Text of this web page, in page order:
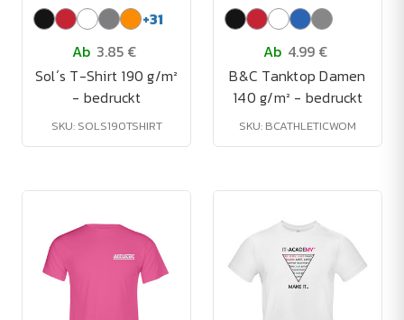
+31
Ab 3.85 €
Sol´s T-Shirt 190 g/m²
- bedruckt
SKU: SOLS190TSHIRT
Ab 4.99 €
B&C Tanktop Damen
140 g/m² - bedruckt
SKU: BCATHLETICWOM